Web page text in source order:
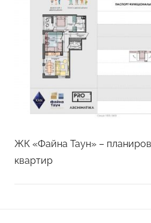
ЖК «Файна Таун» –
квартир